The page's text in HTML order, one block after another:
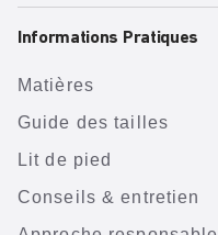
Informations Pratiques
Matières
Guide des tailles
Lit de pied
Conseils & entretien